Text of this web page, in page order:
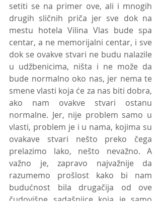
setiti se na primer ove, ali i mnogih
drugih sličnih priča jer sve dok na
mestu hotela Vilina Vlas bude spa
centar, a ne memorijalni centar, i sve
dok se ovakve stvari ne budu nalazile
u udžbenicima, ništa i ne može da
bude normalno oko nas, jer nema te
smene vlasti koja će za nas biti dobra,
ako nam ovakve stvari ostanu
normalne. Jer, nije problem samo u
vlasti, problem je i u nama, kojima su
ovakave stvari nešto preko čega
prelazimo lako, nešto nevažno. A
važno je, zapravo najvažnije da
razumemo prošlost kako bi nam
budućnost bila drugačija od ove
čudovišne sadašnjice koja je samo